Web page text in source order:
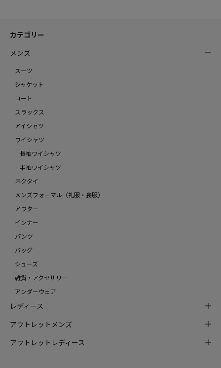
カテゴリー
メンズ
スーツ
ジャケット
コート
スラックス
アイシャツ
ワイシャツ
長袖ワイシャツ
半袖ワイシャツ
ネクタイ
メンズフォーマル（礼服・喪服）
アウター
インナー
パンツ
バッグ
シューズ
雑貨・アクセサリー
アンダーウェア
レディース
アウトレットメンズ
アウトレットレディース